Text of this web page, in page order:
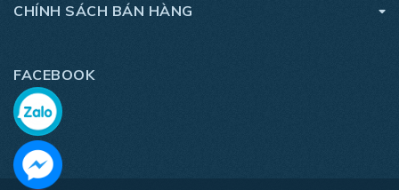
CHÍNH SÁCH BÁN HÀNG
FACEBOOK